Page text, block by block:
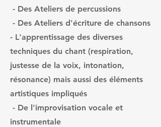
- Des Ateliers de percussions
- Des Ateliers d'écriture de chansons
- L'apprentissage des diverses
techniques du chant (respiration,
justesse de la voix, intonation,
résonance) mais aussi des éléments
artistiques impliqués
- De l'improvisation vocale et
instrumentale